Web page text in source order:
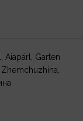
Aiapärl, Garten